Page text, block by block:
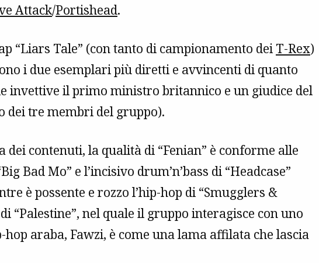
Attack/Portishead.
“Liars Tale” (con tanto di campionamento dei T-Rex)
i due esemplari più diretti e avvincenti di quanto
invettive il primo ministro britannico e un giudice del
dei tre membri del gruppo).
dei contenuti, la qualità di “Fenian” è conforme alle
Bad Mo” e l’incisivo drum’n’bass di “Headcase”
è possente e rozzo l’hip-hop di “Smugglers &
“Palestine”, nel quale il gruppo interagisce con uno
araba, Fawzi, è come una lama affilata che lascia